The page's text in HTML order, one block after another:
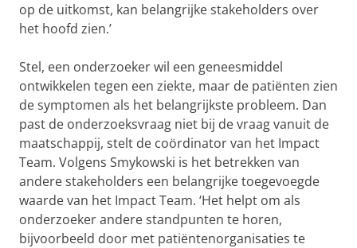
op de uitkomst, kan belangrijke stakeholders over
het hoofd zien.’
Stel, een onderzoeker wil een geneesmiddel
ontwikkelen tegen een ziekte, maar de patiënten zien
de symptomen als het belangrijkste probleem. Dan
past de onderzoeksvraag niet bij de vraag vanuit de
maatschappij, stelt de coördinator van het Impact
Team. Volgens Smykowski is het betrekken van
andere stakeholders een belangrijke toegevoegde
waarde van het Impact Team. ‘Het helpt om als
onderzoeker andere standpunten te horen,
bijvoorbeeld door met patiëntenorganisaties te